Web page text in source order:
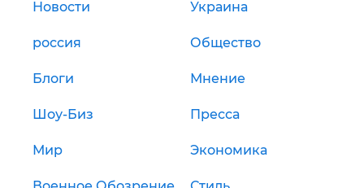
Новости Украина
россия Общество
Блоги Мнение
Шоу-Биз Пресса
Мир Экономика